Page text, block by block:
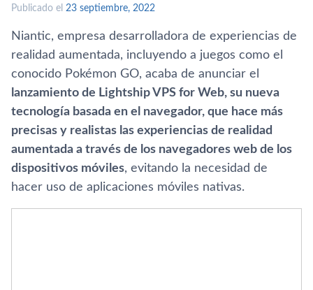
Publicado el 23 septiembre, 2022
Niantic, empresa desarrolladora de experiencias de
realidad aumentada, incluyendo a juegos como el
conocido Pokémon GO, acaba de anunciar el
lanzamiento de Lightship VPS for Web, su nueva
tecnología basada en el navegador, que hace más
precisas y realistas las experiencias de realidad
aumentada a través de los navegadores web de los
dispositivos móviles, evitando la necesidad de
hacer uso de aplicaciones móviles nativas.